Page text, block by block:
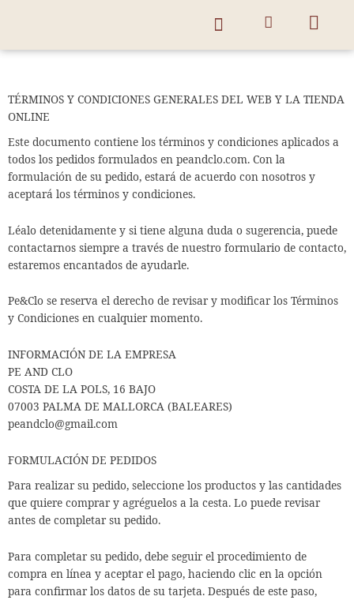
TÉRMINOS Y CONDICIONES GENERALES DEL WEB Y LA TIENDA
ONLINE
Este documento contiene los términos y condiciones aplicados a
todos los pedidos formulados en peandclo.com. Con la
formulación de su pedido, estará de acuerdo con nosotros y
aceptará los términos y condiciones.
Léalo detenidamente y si tiene alguna duda o sugerencia, puede
contactarnos siempre a través de nuestro formulario de contacto,
estaremos encantados de ayudarle.
Pe&Clo se reserva el derecho de revisar y modificar los Términos
y Condiciones en cualquier momento.
INFORMACIÓN DE LA EMPRESA
PE AND CLO
COSTA DE LA POLS, 16 BAJO
07003 PALMA DE MALLORCA (BALEARES)
peandclo@gmail.com
FORMULACIÓN DE PEDIDOS
Para realizar su pedido, seleccione los productos y las cantidades
que quiere comprar y agréguelos a la cesta. Lo puede revisar
antes de completar su pedido.
Para completar su pedido, debe seguir el procedimiento de
compra en línea y aceptar el pago, haciendo clic en la opción
para confirmar los datos de su tarjeta. Después de este paso,